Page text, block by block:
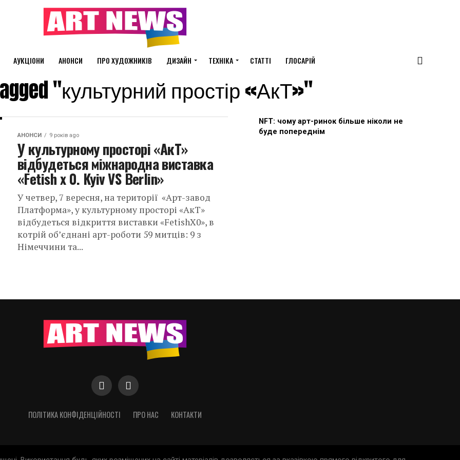
АУКЦІОНИ АНОНСИ ПРО ХУДОЖНИКІВ ДИЗАЙН ТЕХНІКА СТАТТІ ГЛОСАРІЙ
"культурний простір «АкТ»"
АНОНСИ 9 років ago
У культурному просторі «АкТ»
відбудеться міжнародна виставка
«Fetish x 0. Kyiv VS Berlin»
У четвер, 7 вересня, на території «Арт-завод
Платформа», у культурному просторі «АкТ»
відбудеться відкриття виставки «FetishX0», в
котрій об’єднані арт-роботи 59 митців: 9 з
Німеччини та...
NFT: чому арт-ринок більше ніколи не
буде попереднім
ПОЛІТИКА КОНФІДЕНЦІЙНОСТІ ПРО НАС КОНТАКТИ